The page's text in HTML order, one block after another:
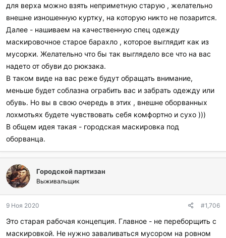
для верха можно взять неприметную старую , желательно
внешне изношенную куртку, на которую никто не позарится.
Далее - нашиваем на качественную спец одежду
маскировочное старое барахло , которое выглядит как из
мусорки. Желательно что бы так выглядело все что на вас
надето от обуви до рюкзака.
В таком виде на вас реже будут обращать внимание,
меньше будет соблазна ограбить вас и забрать одежду или
обувь. Но вы в свою очередь в этих , внешне оборванных
лохмотьях будете чувствовать себя комфортно и сухо )))
В общем идея такая - городская маскировка под
оборванца.
Городской партизан
Выживальщик
9 Ноя 2020 #1,706
Это старая рабочая концепция. Главное - не переборщить с
маскировкой. Не нужно заваливаться мусором на ровном